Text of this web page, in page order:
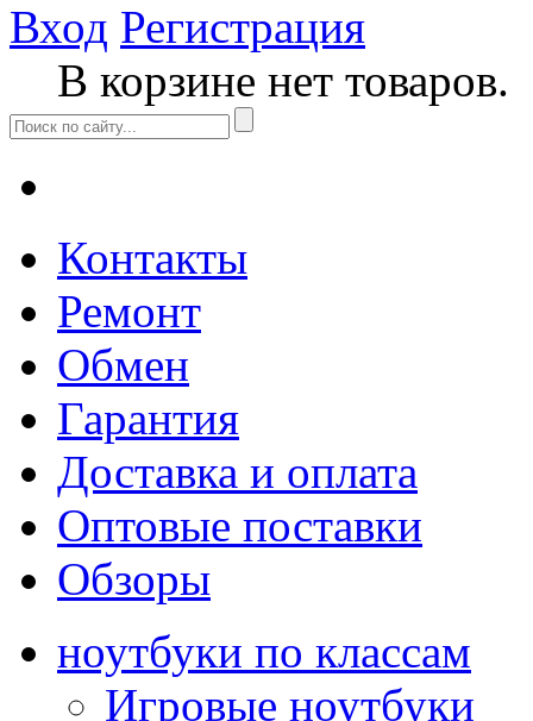
Вход Регистрация
В корзине нет товаров.
Контакты
Ремонт
Обмен
Гарантия
Доставка и оплата
Оптовые поставки
Обзоры
ноутбуки по классам
Игровые ноутбуки